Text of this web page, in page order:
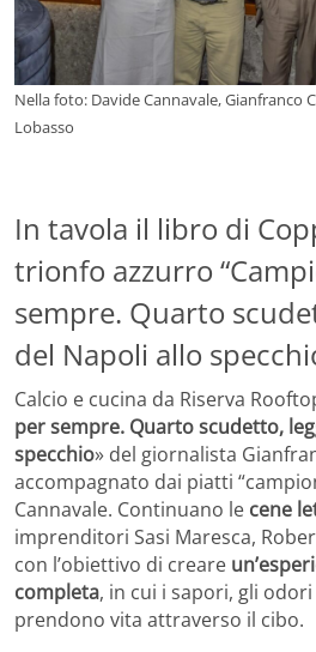
Nella foto: Davide Cannavale, Gianfranco
Lobasso
In tavola il libro di
trionfo azzurro
sempre. Quarto
del Napoli allo
Calcio e cucina da Riserva
per sempre. Quarto scudetto,
specchio» del giornalista
accompagnato dai piatti
Cannavale. Continuano le cene
imprenditori Sasi Maresca,
con l’obiettivo di creare
completa, in cui i sapori, gli
prendono vita attraverso il cibo.